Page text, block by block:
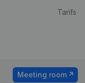
Tarifs
Meeting room